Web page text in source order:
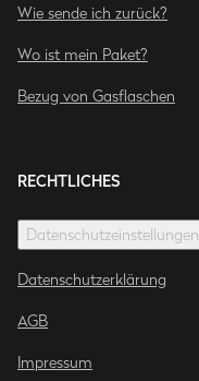
Wie sende ich zurück?
Wo ist mein Paket?
Bezug von Gasflaschen
RECHTLICHES
Datenschutzeinstellungen
Datenschutzerklärung
AGB
Impressum